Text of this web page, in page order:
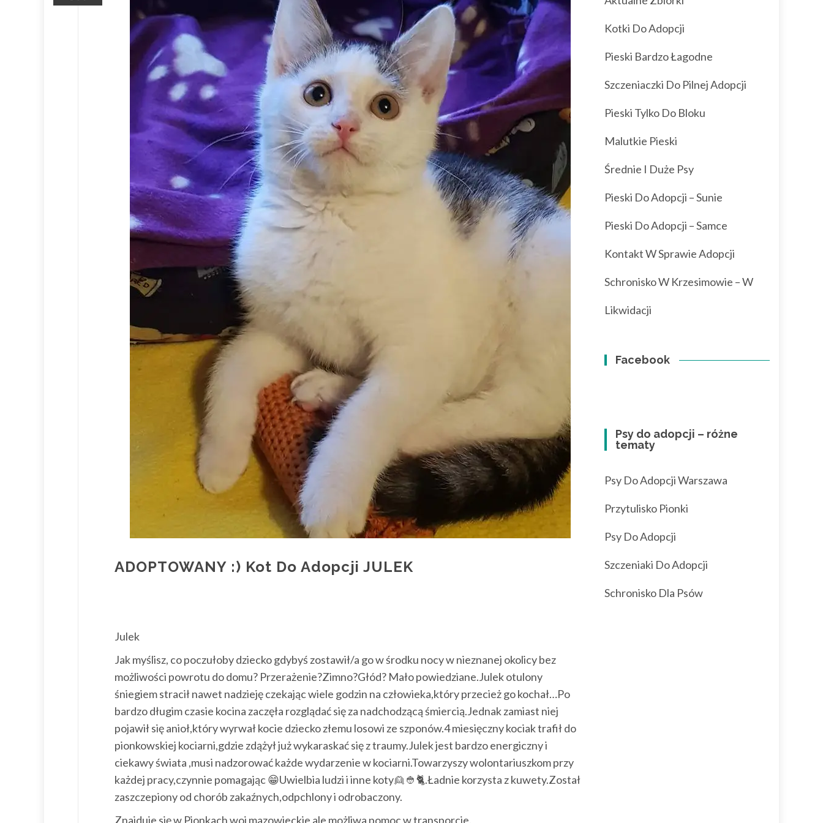
ADOPTOWANY :) Kot Do Adopcji JULEK
Julek
Jak myślisz, co poczułoby dziecko gdybyś zostawił/a go w środku nocy w nieznanej okolicy bez
możliwości powrotu do domu? Przerażenie?Zimno?Głód? Mało powiedziane.Julek otulony
śniegiem stracił nawet nadzieję czekając wiele godzin na człowieka,który przecież go kochał…Po
bardzo długim czasie kocina zaczęła rozglądać się za nadchodzącą śmiercią.Jednak zamiast niej
pojawił się anioł,który wyrwał kocie dziecko złemu losowi ze szponów.4 miesięczny kociak trafił do
pionkowskiej kociarni,gdzie zdążył już wykaraskać się z traumy.Julek jest bardzo energiczny i
ciekawy świata ,musi nadzorować każde wydarzenie w kociarni.Towarzyszy wolontariuszkom przy
każdej pracy,czynnie pomagając😁Uwielbia ludzi i inne koty👱 👲🐈.Ładnie korzysta z kuwety.Został
zaszczepiony od chorób zakaźnych,odpchlony i odrobaczony.
Znajduje się w Pionkach woj mazowieckie ale możliwa pomoc w transporcie.
Kotki Do Adopcji
Pieski Bardzo Łagodne
Szczeniaczki Do Pilnej Adopcji
Pieski Tylko Do Bloku
Malutkie Pieski
Średnie I Duże Psy
Pieski Do Adopcji – Sunie
Pieski Do Adopcji – Samce
Kontakt W Sprawie Adopcji
Schronisko W Krzesimowie – W
Likwidacji
Facebook
Psy do adopcji – różne
tematy
Psy Do Adopcji Warszawa
Przytulisko Pionki
Psy Do Adopcji
Szczeniaki Do Adopcji
Schronisko Dla Psów